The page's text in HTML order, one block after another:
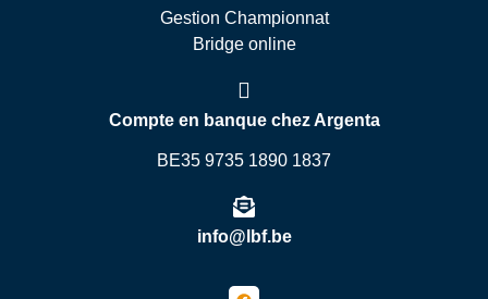
Gestion Championnat
Bridge online
Compte en banque chez Argenta
BE35 9735 1890 1837
info@lbf.be